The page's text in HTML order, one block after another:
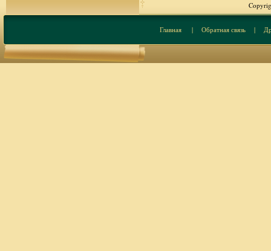
Главная| Обратная связь|